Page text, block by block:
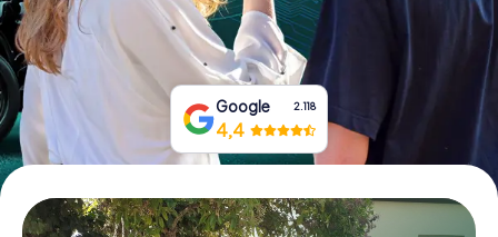
Acquista i Voucher
Google 2.118
4,4